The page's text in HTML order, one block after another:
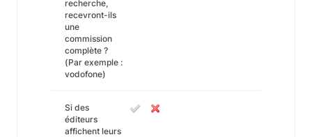
recherche,
recevront-ils
une
commission
complète ?
(Par exemple :
vodofone)
Si des
éditeurs
affichent leurs